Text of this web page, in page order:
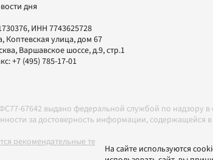
дня
ИНН 7743625728
Коптевская улица, дом 67
, Варшавское шоссе, д.9, стр.1
+7 (495) 785-17-01
67642 выдано федеральной службой по
за достоверность информации,
технологии в соответствии с
На сайте используются